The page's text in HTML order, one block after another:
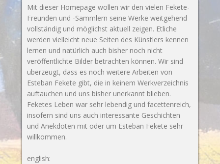
Mit dieser Homepage wollen wir den vielen Fekete-
Freunden und -Sammlern seine Werke weitgehend
vollständig und möglichst aktuell zeigen. Etliche
werden vielleicht neue Seiten des Künstlers kennen
lernen und natürlich auch bisher noch nicht
veröffentlichte Bilder betrachten können. Wir sind
überzeugt, dass es noch weitere Arbeiten von
Esteban Fekete gibt, die in keinem Werkverzeichnis
auftauchen und uns bisher unerkannt blieben.
Feketes Leben war sehr lebendig und facettenreich,
insofern sind uns auch interessante Geschichten
und Anekdoten mit oder um Esteban Fekete sehr
willkommen.
english: